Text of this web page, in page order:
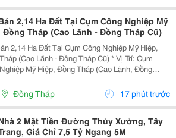
2,14 Ha Đất Tại Cụm Công Nghiệp Mỹ
Đồng Tháp (Cao Lãnh - Đồng Tháp Cũ)
2,14 Ha Đất Tại Cụm Công Nghiệp Mỹ Hiệp,
(Cao Lãnh - Đồng Tháp Cũ) * Vị Trí: Cụm
Mỹ Hiệp, Đồng Tháp (Cao Lãnh, Đồng
(2.14 Ha) - Mặt
* Giá Bán: 50 Tỷ -...
Đồng Tháp 17 phút trước
2 Mặt Tiền Đường Thủy Xưởng, Tây
Giá Chỉ 7,5 Tỷ Ngang 5M